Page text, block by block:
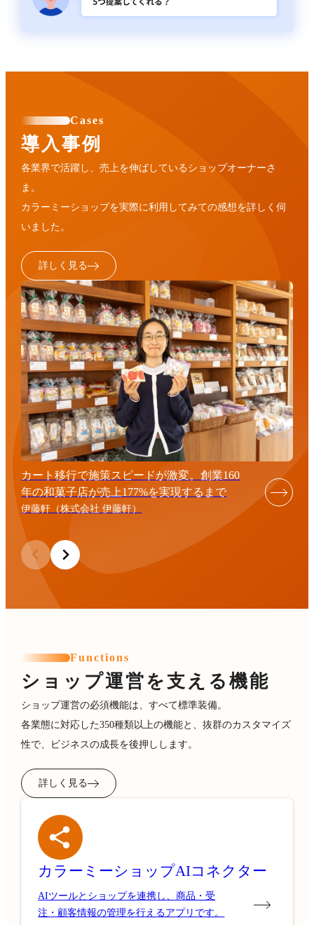
Cases
導入事例
各業界で活躍し、売上を伸ばしているショップオーナーさ
ま。
カラーミーショップを実際に利用してみての感想を詳しく伺
いました。
詳しく見る
カート移行で施策スピードが激変。創業160
年の和菓子店が売上177%を実現するまで
伊藤軒（株式会社 伊藤軒）
Functions
ショップ運営を支える機能
ショップ運営の必須機能は、すべて標準装備。
各業態に対応した350種類以上の機能と、抜群のカスタマイズ
性で、ビジネスの成長を後押しします。
詳しく見る
カラーミーショップAIコネクター
AIツールとショップを連携し、商品・受
注・顧客情報の管理を行えるアプリです。